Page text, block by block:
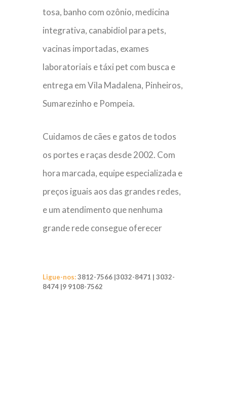
tosa, banho com ozônio, medicina
integrativa, canabidiol para pets,
vacinas importadas, exames
laboratoriais e táxi pet com busca e
entrega em Vila Madalena, Pinheiros,
Sumarezinho e Pompeia.
Cuidamos de cães e gatos de todos
os portes e raças desde 2002. Com
hora marcada, equipe especializada e
preços iguais aos das grandes redes,
e um atendimento que nenhuma
grande rede consegue oferecer
Ligue-nos:3812-7566 |3032-8471 | 3032-
8474 |9 9108-7562